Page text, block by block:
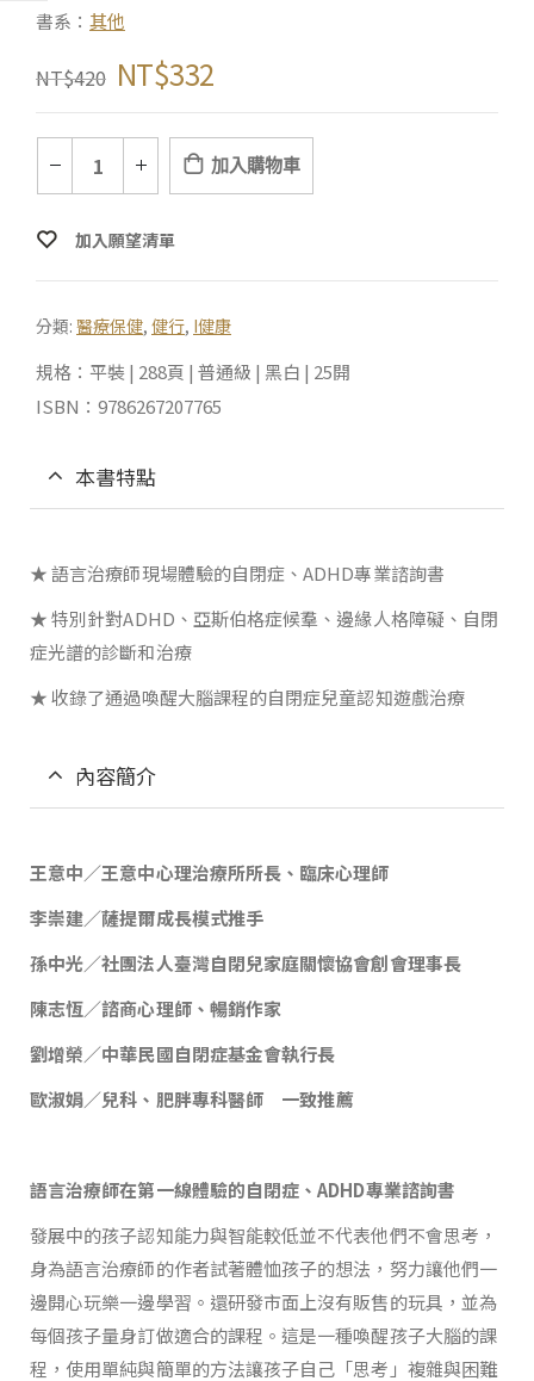
書系： 其他
NT$420 NT$332
加入購物車
加入願望清單
分類: 醫療保健, 健行, I健康
規格：平裝 | 288頁 | 普通級 | 黑白 | 25開
ISBN：9786267207765
本書特點
★ 語言治療師現場體驗的自閉症、ADHD專業諮詢書
★ 特別針對ADHD、亞斯伯格症候羣、邊緣人格障礙、自閉
症光譜的診斷和治療
★ 收錄了通過喚醒大腦課程的自閉症兒童認知遊戲治療
內容簡介
王意中／王意中心理治療所所長、臨床心理師
李崇建／薩提爾成長模式推手
孫中光／社團法人臺灣自閉兒家庭關懷協會創會理事長
陳志恆／諮商心理師、暢銷作家
劉增榮／中華民國自閉症基金會執行長
歐淑娟／兒科、肥胖專科醫師 一致推薦
語言治療師在第一線體驗的自閉症、ADHD專業諮詢書
發展中的孩子認知能力與智能較低並不代表他們不會思考，
身為語言治療師的作者試著體恤孩子的想法，努力讓他們一
邊開心玩樂一邊學習。還研發市面上沒有販售的玩具，並為
每個孩子量身訂做適合的課程。這是一種喚醒孩子大腦的課
程，使用單純與簡單的方法讓孩子自己「思考」複雜與困難